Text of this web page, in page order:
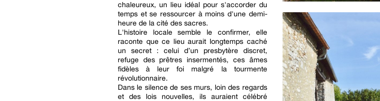
chaleureux, un lieu idéal pour s'accorder du
temps et se ressourcer à moins d'une demi-
heure de la cité des sacres.
L'histoire locale semble le confirmer, elle
raconte que ce lieu aurait longtemps caché
un secret : celui d’un presbytère discret,
refuge des prêtres insermentés, ces âmes
fidèles à leur foi malgré la tourmente
révolutionnaire.
Dans le silence de ses murs, loin des regards
et des lois nouvelles, ils auraient célébré